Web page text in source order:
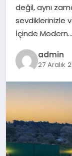
DÜNYA
EĞITIM
değil, aynı
sevdiklerinizle
İçinde Modern…
admin
27 Aralık